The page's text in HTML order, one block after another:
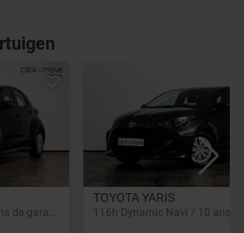
116h Dynamic Navi + 10 ans de garantie
TOYOTA YARIS